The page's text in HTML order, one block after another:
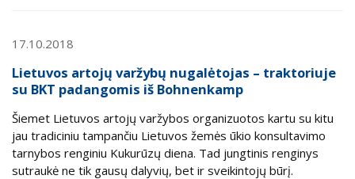
17.10.2018
Lietuvos artojų varžybų nugalėtojas – traktoriuje
su BKT padangomis iš Bohnenkamp
Šiemet Lietuvos artojų varžybos organizuotos kartu su kitu
jau tradiciniu tampančiu Lietuvos žemės ūkio konsultavimo
tarnybos renginiu Kukurūzų diena. Tad jungtinis renginys
sutraukė ne tik gausų dalyvių, bet ir sveikintojų būrį.